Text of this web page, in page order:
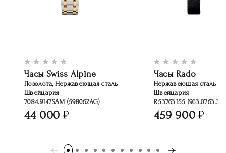
Часы Swiss Alpine
Позолота, Нержавеющая сталь
Швейцария
7084.9147SAM (598062AG)
44 000
Часы Rado
Нержавеющая сталь
Швейцария
R53763155
459 900